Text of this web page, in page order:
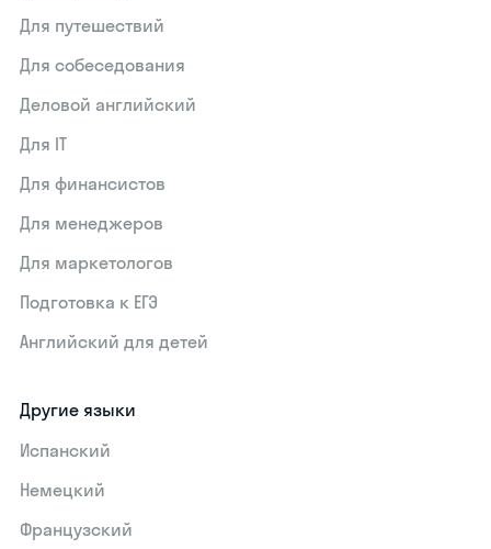
Для путешествий
Для собеседования
Деловой английский
Для IT
Для финансистов
Для менеджеров
Для маркетологов
Подготовка к ЕГЭ
Английский для детей
Другие языки
Испанский
Немецкий
Французский